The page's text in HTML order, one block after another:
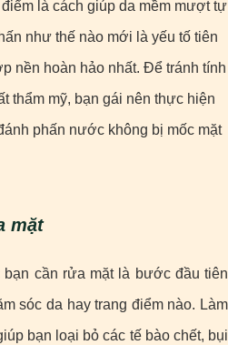
là cách giúp da mềm mượt tự
như thế nào mới là yếu tố tiên
nền hoàn hảo nhất. Để tránh tính
thẩm mỹ, bạn gái nên thực hiện
phấn nước không bị mốc mặt
mặt
cần rửa mặt là bước đầu tiên
sóc da hay trang điểm nào. Làm
bạn loại bỏ các tế bào chết, bụi